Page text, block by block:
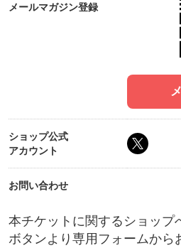
「心身ともに健康であるため
替えと食事が大事」ーと気
しばらく静養したのち、「
ってみたい！」と選んだの
２年半ほど在籍した中で、コ
ペアリングについての知識
に興味を持つように。
年、今度はレストランバーの
メールマガジン登録
ショップ公式
アカウント
お問い合わせ
本チケットに関するショップ
ボタンより専用フォームから